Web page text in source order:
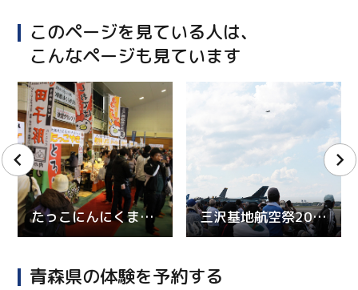
このページを見ている人は、
こんなページも見ています
たっこにんにくまつり 三沢基地航空祭2026
青森県の体験を予約する